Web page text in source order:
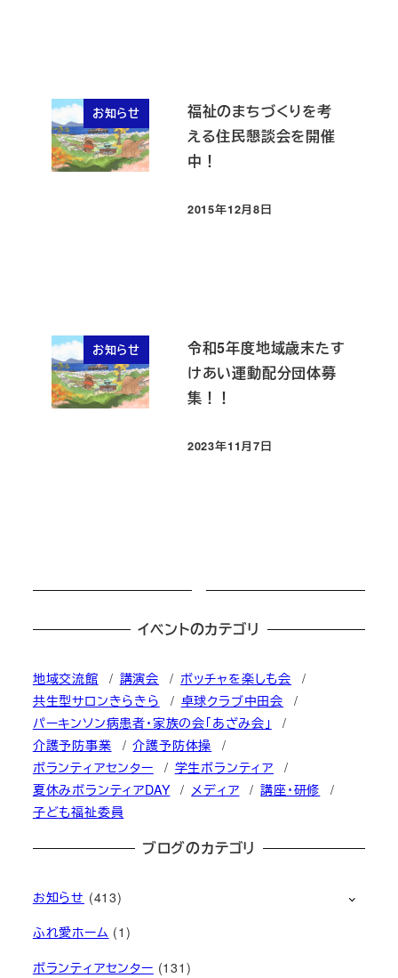
お知らせ
福祉のまちづくりを考
える住民懇談会を開催
中！
投稿日
2015年12月8日
お知らせ
令和5年度地域歳末たす
けあい運動配分団体募
集！！
投稿日
2023年11月7日
イベントのカテゴリ
地域交流館 講演会
ボッチャを楽しも会
共生型サロンきらきら
卓球クラブ中田会
パーキンソン病患者・家族の会「あざみ会」
介護予防事業
介護予防体操
ボランティアセンター
学生ボランティア
夏休みボランティアDAY
メディア
講座・研修
子ども福祉委員
ブログのカテゴリ
お知らせ (413)
ふれ愛ホーム (1)
ボランティアセンター (131)